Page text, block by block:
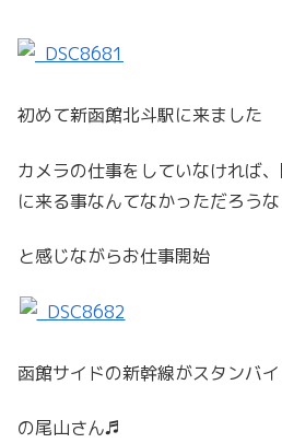
初めて新函館北斗駅に来ました
カメラの仕事をしていなければ
に来る事なんてなかっただろうな
と感じながらお仕事開始
函館サイドの新幹線がスタンバイ
の尾山さん♬